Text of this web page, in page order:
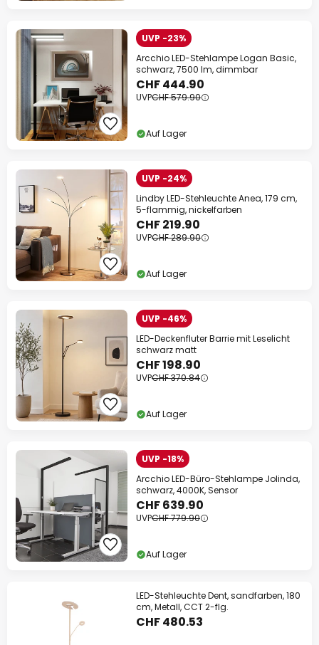
UVP -23%
Arcchio LED-Stehlampe Logan Basic,
schwarz, 7500 lm, dimmbar
CHF 444.90
UVPCHF 579.90
Auf Lager
UVP -24%
Lindby LED-Stehleuchte Anea, 179 cm,
5-flammig, nickelfarben
CHF 219.90
UVPCHF 289.90
Auf Lager
UVP -46%
LED-Deckenfluter Barrie mit Leselicht
schwarz matt
CHF 198.90
UVPCHF 370.84
Auf Lager
UVP -18%
Arcchio LED-Büro-Stehlampe Jolinda,
schwarz, 4000K, Sensor
CHF 639.90
UVPCHF 779.90
Auf Lager
LED-Stehleuchte Dent, sandfarben, 180
cm, Metall, CCT 2-flg.
CHF 480.53